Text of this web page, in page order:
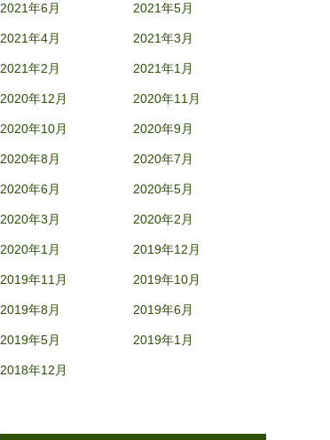
2021年6月 2021年5月
2021年4月 2021年3月
2021年2月 2021年1月
2020年12月 2020年11月
2020年10月 2020年9月
2020年8月 2020年7月
2020年6月 2020年5月
2020年3月 2020年2月
2020年1月 2019年12月
2019年11月 2019年10月
2019年8月 2019年6月
2019年5月 2019年1月
2018年12月